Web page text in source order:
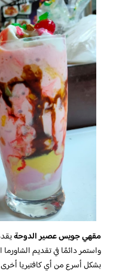
مقهي جويس عصير الدوحة
واستمر دائمًا في تقديم
بشكل أسرع من أي كافتيريا